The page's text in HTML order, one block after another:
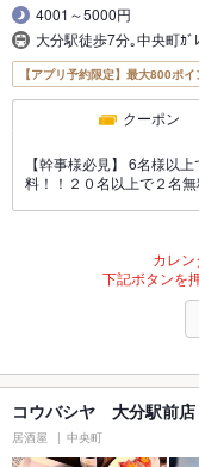
4001～5000円
大分駅徒歩7分｡中央町ｶ
【アプリ予約限定】最大800ポ
クーポン
【幹事様必見】 6名様以
料！！２０名以上で２名無
カレン
下記ボタンを
コウバシヤ 大分駅前店
居酒屋 中央町